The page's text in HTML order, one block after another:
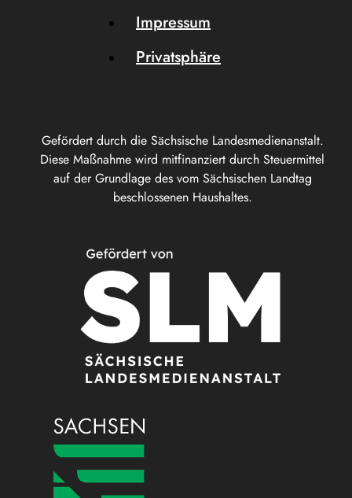
Gefördert durch die Sächsische Landesmedienanstalt.
Diese Maßnahme wird mitfinanziert durch Steuermittel
auf der Grundlage des vom Sächsischen Landtag
beschlossenen Haushaltes.
Impressum
Privatsphäre